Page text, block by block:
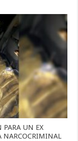
PARA UN EX
NARCOCRIMINAL